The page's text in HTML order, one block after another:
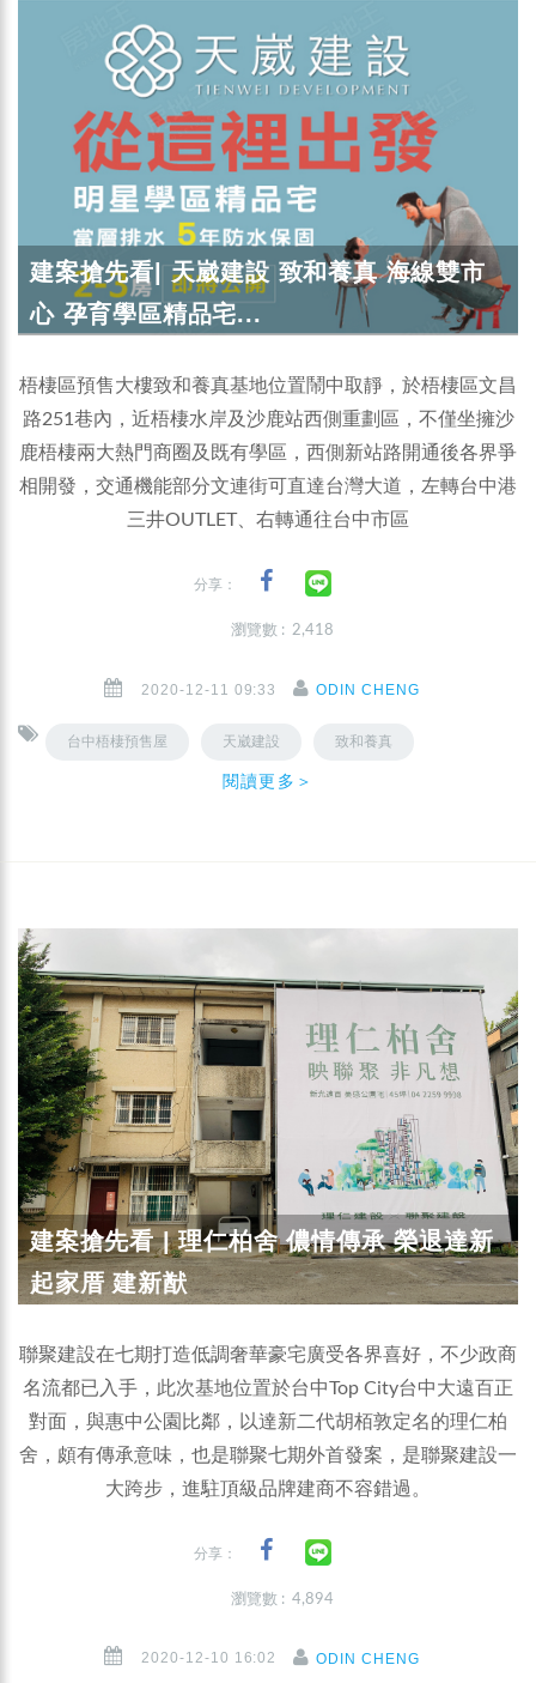
建案搶先看| 天崴建設 致和養真 海線雙市
心 孕育學區精品宅...
梧棲區預售大樓致和養真基地位置鬧中取靜，於梧棲區文昌
路251巷內，近梧棲水岸及沙鹿站西側重劃區，不僅坐擁沙
鹿梧棲兩大熱門商圈及既有學區，西側新站路開通後各界爭
相開發，交通機能部分文連街可直達台灣大道，左轉台中港
三井OUTLET、右轉通往台中市區
分享：
瀏覽數 : 2,418
2020-12-11 09:33 ODIN CHENG
台中梧棲預售屋 天崴建設 致和養真
閱讀更多＞
建案搶先看 | 理仁柏舍 儂情傳承 榮退達新
起家厝 建新猷
聯聚建設在七期打造低調奢華豪宅廣受各界喜好，不少政商
名流都已入手，此次基地位置於台中Top City台中大遠百正
對面，與惠中公園比鄰，以達新二代胡栢敦定名的理仁柏
舍，頗有傳承意味，也是聯聚七期外首發案，是聯聚建設一
大跨步，進駐頂級品牌建商不容錯過。
分享：
瀏覽數 : 4,894
2020-12-10 16:02 ODIN CHENG